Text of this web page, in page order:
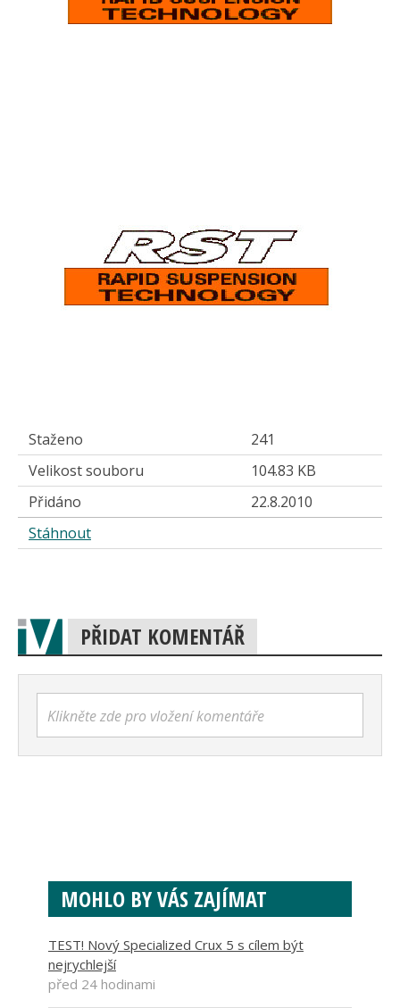
Staženo
241
Velikost souboru
104.83 KB
Přidáno
22.8.2010
Stáhnout
PŘIDAT KOMENTÁŘ
Klikněte zde pro vložení komentáře
MOHLO BY VÁS ZAJÍMAT
TEST! Nový Specialized Crux 5 s cílem být
nejrychlejší
před 24 hodinami